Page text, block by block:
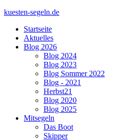
kuesten-segeln.de
Startseite
Aktuelles
Blog 2026
Blog 2024
Blog 2023
Blog Sommer 2022
Blog - 2021
Herbst21
Blog 2020
Blog 2025
Mitsegeln
Das Boot
Skipper